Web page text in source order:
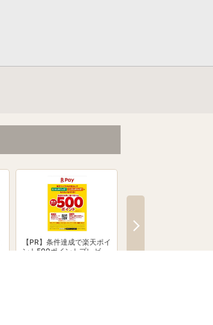
【PR】条件達成で楽天ポイ
ント500ポイントプレゼン
す。